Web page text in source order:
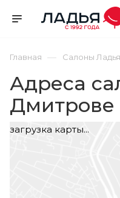
Главная — Салоны Ладья
Адреса
Дмитрове
загрузка карты...